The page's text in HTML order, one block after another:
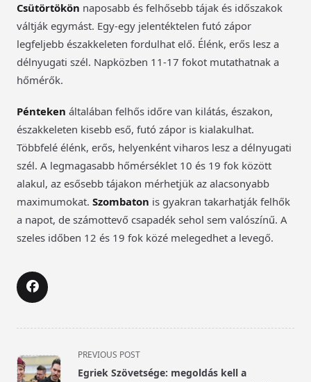
Csütörtökön naposabb és felhősebb tájak és időszakok
váltják egymást. Egy-egy jelentéktelen futó zápor
legfeljebb északkeleten fordulhat elő. Élénk, erős lesz a
délnyugati szél. Napközben 11-17 fokot mutathatnak a
hőmérők.
Pénteken általában felhős időre van kilátás, északon,
északkeleten kisebb eső, futó zápor is kialakulhat.
Többfelé élénk, erős, helyenként viharos lesz a délnyugati
szél. A legmagasabb hőmérséklet 10 és 19 fok között
alakul, az esősebb tájakon mérhetjük az alacsonyabb
maximumokat. Szombaton is gyakran takarhatják felhők
a napot, de számottevő csapadék sehol sem valószínű. A
szeles időben 12 és 19 fok közé melegedhet a levegő.
<span
class="nav-
PREVIOUS POST
Egriek Szövetsége: megoldás kell a